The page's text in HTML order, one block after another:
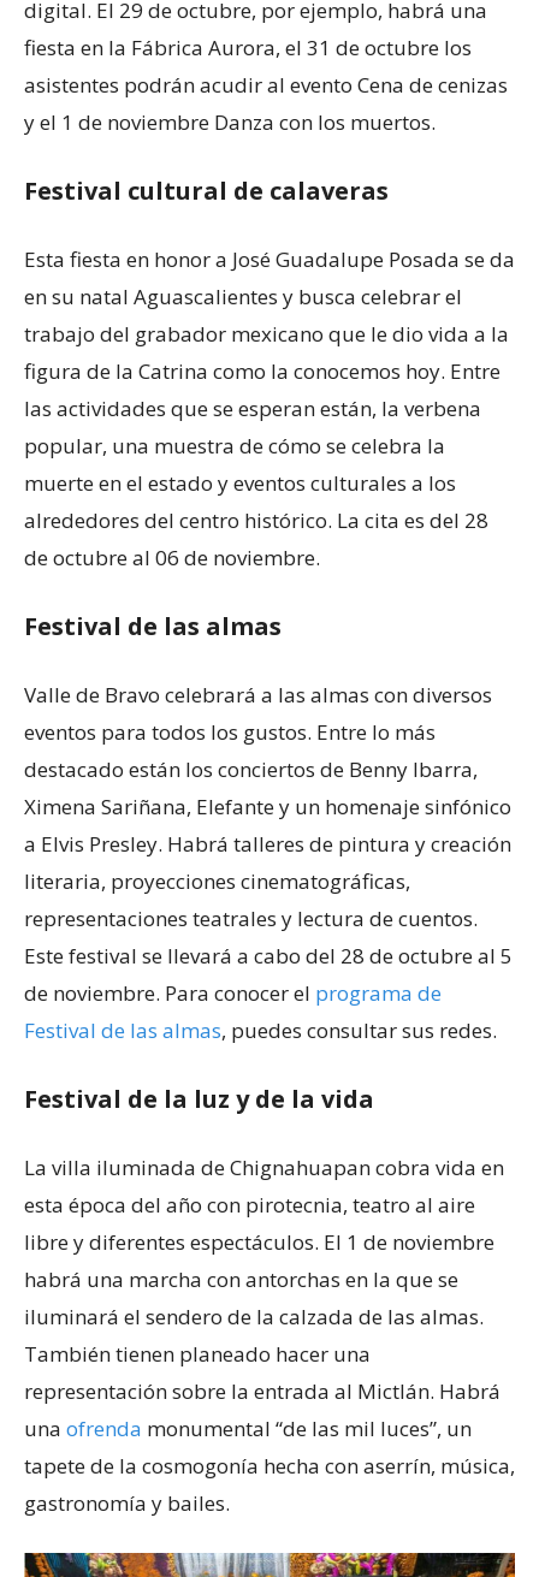
digital. El 29 de octubre, por ejemplo, habrá una
fiesta en la Fábrica Aurora, el 31 de octubre los
asistentes podrán acudir al evento Cena de cenizas
y el 1 de noviembre Danza con los muertos.
Festival cultural de calaveras
Esta fiesta en honor a José Guadalupe Posada se da
en su natal Aguascalientes y busca celebrar el
trabajo del grabador mexicano que le dio vida a la
figura de la Catrina como la conocemos hoy. Entre
las actividades que se esperan están, la verbena
popular, una muestra de cómo se celebra la
muerte en el estado y eventos culturales a los
alrededores del centro histórico. La cita es del 28
de octubre al 06 de noviembre.
Festival de las almas
Valle de Bravo celebrará a las almas con diversos
eventos para todos los gustos. Entre lo más
destacado están los conciertos de Benny Ibarra,
Ximena Sariñana, Elefante y un homenaje sinfónico
a Elvis Presley. Habrá talleres de pintura y creación
literaria, proyecciones cinematográficas,
representaciones teatrales y lectura de cuentos.
Este festival se llevará a cabo del 28 de octubre al 5
de noviembre. Para conocer el programa de
Festival de las almas, puedes consultar sus redes.
Festival de la luz y de la vida
La villa iluminada de Chignahuapan cobra vida en
esta época del año con pirotecnia, teatro al aire
libre y diferentes espectáculos. El 1 de noviembre
habrá una marcha con antorchas en la que se
iluminará el sendero de la calzada de las almas.
También tienen planeado hacer una
representación sobre la entrada al Mictlán. Habrá
una ofrenda monumental “de las mil luces”, un
tapete de la cosmogonía hecha con aserrín, música,
gastronomía y bailes.